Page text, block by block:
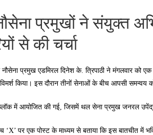
प्रमुखों ने संयुक्त
से की चर्चा
प्रमुख एडमिरल दिनेश के. त्रिपाठी ने मंगलवार को
विमर्श किया। इस दौरान तीनों सेनाओं के बीच आपसी समन्वय
में आयोजित की गई, जिसमें थल सेना प्रमुख जनरल उपेंद्र
‘X’ पर एक पोस्ट के माध्यम से बताया कि इस बातचीत में